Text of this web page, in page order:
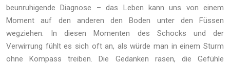
beunruhigende Diagnose – das Leben kann uns von einem
Moment auf den anderen den Boden unter den Füssen
wegziehen. In diesen Momenten des Schocks und der
Verwirrung fühlt es sich oft an, als würde man in einem Sturm
ohne Kompass treiben. Die Gedanken rasen, die Gefühle